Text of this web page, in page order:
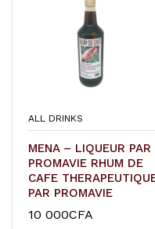
ALL DRINKS
MENA – LIQUEUR PAR
PROMAVIE RHUM DE
CAFE
PAR PROMAVIE
10 000CFA